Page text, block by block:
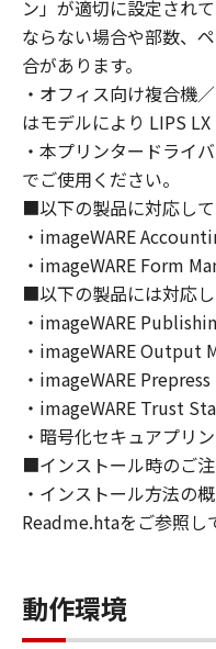
は、その内容によ
ライセンサーに帰属
５．輸出
お客様は、日本国
より必要な許可等
トウェア」の全部
接に輸出してはなり
６．サポートおよ
キヤノン、キヤノン
らの販売代理店お
のライセンサーは
ェア」の使用を支
トウェア」に対し
あるいはサポート
る責任も負うもので
７．保証の否認・免
(1) 「本ソフトウェ
状態で使用許諾さ
のライセンサー、
の関連会社、それ
め、いかなる保証
問わず一切しない
ン」が適切に設定され
ならない場合や部数、
合があります。
・オフィス向け複合機
はモデルにより LIPS LX
・本プリンタードライ
でご使用ください。
■以下の製品に対応して
・imageWARE
・imageWARE Form
■以下の製品には対応し
・imageWARE
・imageWARE Output
・imageWARE
・imageWARE Trust
・暗号化セキュアプリ
■インストール時のご
・インストール方法の
Readme.htaをご参照し
動作環境